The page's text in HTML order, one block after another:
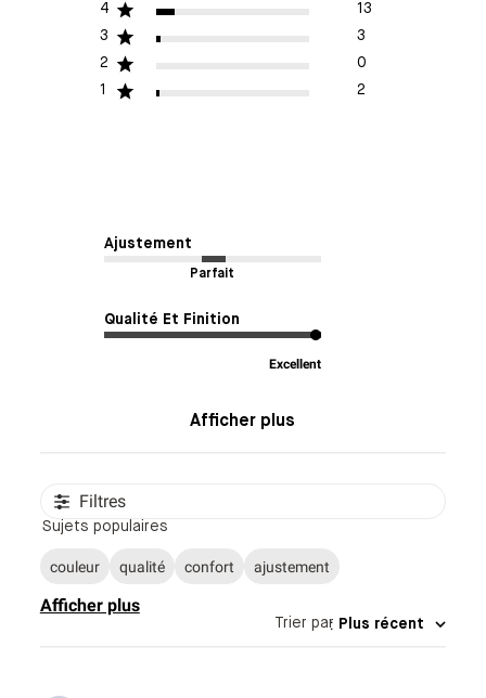
4
13
3
3
2
0
1
2
Ajustement
Parfait
Qualité Et Finition
Excellent
Afficher plus
Filtres
Sujets populaires
couleur qualité confort ajustement
Afficher plus
Trier par: Plus récent